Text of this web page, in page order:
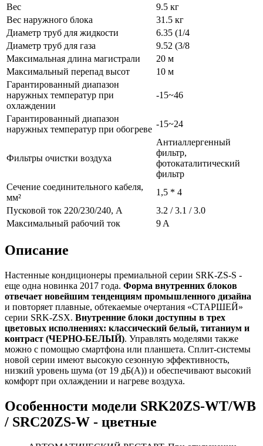
Вес
9.5 кг
Вес наружного блока
31.5 кг
Диаметр труб для жидкости
6.35 (1/4
Диаметр труб для газа
9.52 (3/8
Максимальная длина магистрали
20 м
Максимальный перепад высот
10 м
Гарантированный диапазон
наружных температур при
охлаждении
-15~46
Гарантированный диапазон
наружных температур при обогреве
-15~24
Фильтры очистки воздуха
Антиаллергенный
фильтр,
фотокаталитический
фильтр
Сечение соединительного кабеля,
мм²
1,5 * 4
Пусковой ток 220/230/240, А
3.2 / 3.1 / 3.0
Максимальный рабочий ток
9 A
Описание
Настенные кондиционеры премиальной серии SRK-ZS-S -
еще одна новинка 2017 года. Форма внутренних блоков
отвечает новейшим тенденциям промышленного дизайна
и повторяет плавные, обтекаемые очертания «СТАРШЕЙ»
серии SRK-ZSX. Внутренние блоки доступны в трех
цветовых исполнениях: классический белый, титаниум и
контраст (ЧЕРНО-БЕЛЫЙ). Управлять моделями также
можно с помощью смартфона или планшета. Сплит-системы
новой серии имеют высокую сезонную эффективность,
низкий уровень шума (от 19 дБ(А)) и обеспечивают высокий
комфорт при охлаждении и нагреве воздуха.
Особенности модели SRK20ZS-WT/WB
/ SRC20ZS-W - цветные